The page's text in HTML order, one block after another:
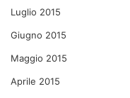
Luglio 2015
Giugno 2015
Maggio 2015
Aprile 2015